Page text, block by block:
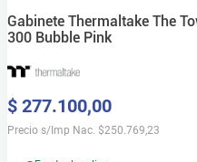
Gabinete Thermaltake The
300 Bubble Pink
$ 277.100,00
Precio s/Imp Nac. $250.769,23